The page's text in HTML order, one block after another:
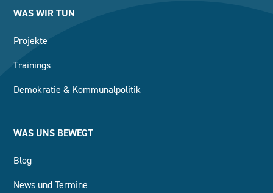
WAS WIR TUN
Projekte
Trainings
Demokratie & Kommunalpolitik
WAS UNS BEWEGT
Blog
News und Termine